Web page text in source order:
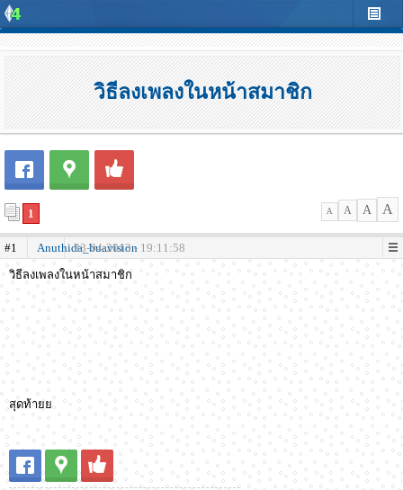
วิธีลงเพลงในหน้าสมาชิก
1 A A A A
#1 Anuthida_buavision
23-04-2013 - 19:11:58
วิธีลงเพลงในหน้าสมาชิก
สุดท้ายย